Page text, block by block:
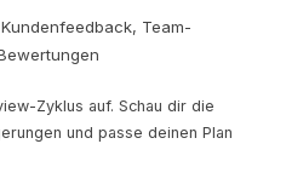
Kundenfeedback, Team-
Zyklus auf. Schau dir die
und passe deinen Plan